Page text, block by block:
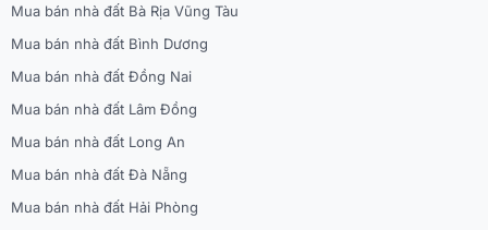
Mua bán nhà đất Bà Rịa Vũng Tàu
Mua bán nhà đất Bình Dương
Mua bán nhà đất Đồng Nai
Mua bán nhà đất Lâm Đồng
Mua bán nhà đất Long An
Mua bán nhà đất Đà Nẵng
Mua bán nhà đất Hải Phòng